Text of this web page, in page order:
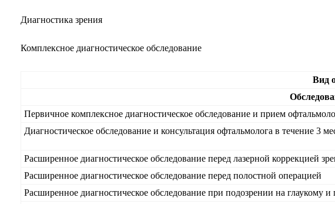
Диагностика зрения
Комплексное диагностическое обследование
Вид
Первичное комплексное диагностическое обследование и прием
Диагностическое обследование и консультация офтальмолога в течение
Расширенное диагностическое обследование перед лазерной коррекцией
Расширенное диагностическое обследование перед полостной операцией
Расширенное диагностическое обследование при подозрении на глаукому и